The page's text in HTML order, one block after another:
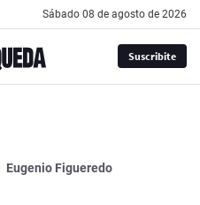
sábado 08 de agosto de 2026
Suscribite
Eugenio Figueredo